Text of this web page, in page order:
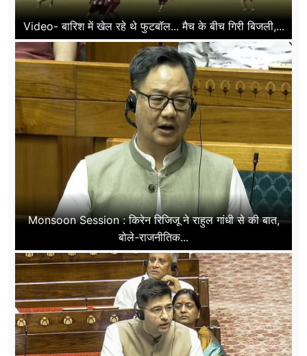
Video- बारिश में खेल रहे थे फुटबॉल... मैच के बीच गिरी बिजली,...
Monsoon Session : किरेन रिजिजू ने राहुल गांधी से की बात,
बोले-राजनीतिक...